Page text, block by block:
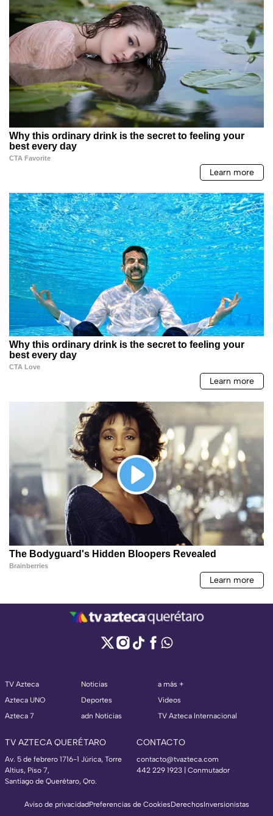
TV Azteca
Azteca UNO
Azteca 7
Noticias
Deportes
adn Noticias
a más +
Videos
TV Azteca Internacional
TV AZTECA QUERÉTARO
Av. 5 de febrero 1716-1 Júrica, Torre
Altius, Piso 7,
Santiago de Querétaro, Qro.
CONTACTO
contacto@tvazteca.com
442 229 1923 | Conmutador
Aviso de privacidadPreferencias de CookiesDerechosInversionistas